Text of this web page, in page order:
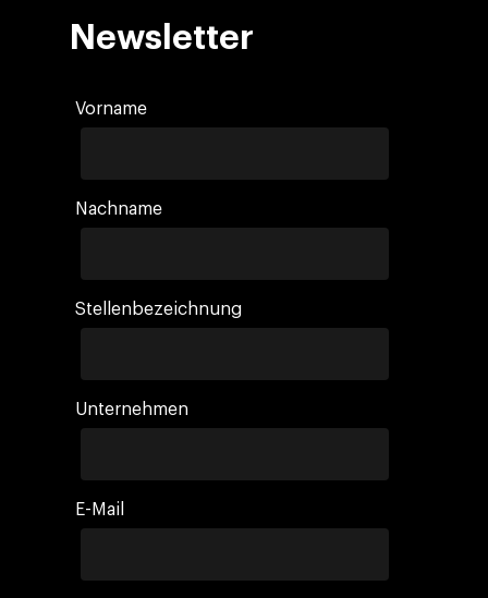
Newsletter
Vorname
Nachname
Stellenbezeichnung
Unternehmen
E-Mail